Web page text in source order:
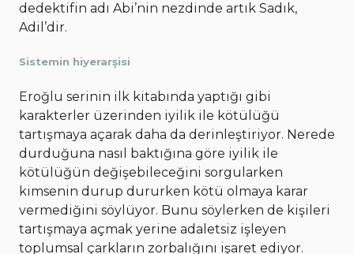
dedektifin adı Abi’nin nezdinde artık Sadık,
Adil’dir.
Sistemin hiyerarşisi
Eroğlu serinin ilk kitabında yaptığı gibi
karakterler üzerinden iyilik ile kötülüğü
tartışmaya açarak daha da derinleştiriyor. Nerede
durduğuna nasıl baktığına göre iyilik ile
kötülüğün değişebileceğini sorgularken
kimsenin durup dururken kötü olmaya karar
vermediğini söylüyor. Bunu söylerken de kişileri
tartışmaya açmak yerine adaletsiz işleyen
toplumsal çarkların zorbalığını işaret ediyor.